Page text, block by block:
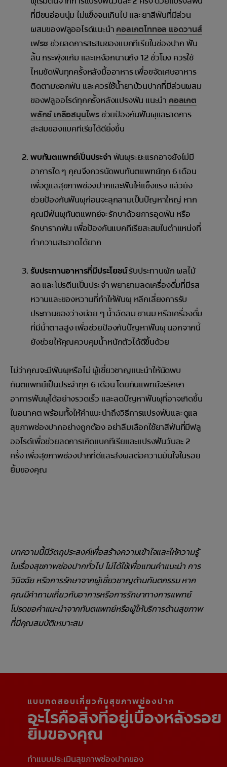
ที่มีขนอ่อนนุ่ม ไม่แข็งจนเกินไป และยาสีฟันที่มีส่วน
ผสมของฟลูออไรด์แนะนำ คอลเกตโททอล แอดวานส์
เฟรซ ช่วยลดการสะสมของแบคทีเรียในช่องปาก ฟัน
ลิ้น กระพุ้งแก้ม และเหงือกนานถึง 12 ชั่วโมง ควรใช้
ไหมขัดฟันทุกครั้งหลังมื้ออาหาร เพื่อขจัดเศษอาหาร
ติดตามซอกฟัน และควรใช้น้ำยาบ้วนปากที่มีส่วนผสม
ของฟลูออไรด์ทุกครั้งหลังแปรงฟัน แนะนำ คอลเกต
พลักซ์ เกลือสมุนไพร ช่วยป้องกันฟันผุและลดการ
สะสมของแบคทีเรียได้ดียิ่งขึ้น
พบทันตแพทย์เป็นประจำ ฟันผุระยะแรกอาจยังไม่มี
อาการใด ๆ คุณจึงควรนัดพบทันตแพทย์ทุก 6 เดือน
เพื่อดูแลสุขภาพช่องปากและฟันให้แข็งแรง แล้วยัง
ช่วยป้องกันฟันผุก่อนจะลุกลามเป็นปัญหาใหญ่ หาก
คุณมีฟันผุทันตแพทย์จะรักษาด้วยการอุดฟัน หรือ
รักษารากฟัน เพื่อป้องกันแบคทีเรียสะสมในตำแหน่งที่
ทำความสะอาดได้ยาก
รับประทานอาหารที่มีประโยชน์รับประทานผัก ผลไม้
สด และโปรตีนเป็นประจำ พยายามลดเครื่องดื่มที่มีรส
หวานและของหวานที่ทำให้ฟันผุ หลีกเลี่ยงการรับ
ประทานของว่างบ่อย ๆ น้ำอัดลม ชานม หรือเครื่องดื่ม
ที่มีน้ำตาลสูง เพื่อช่วยป้องกันปัญหาฟันผุ นอกจากนี้
ยังช่วยให้คุณควบคุมน้ำหนักตัวได้ดีขึ้นด้วย
ไม่ว่าคุณจะมีฟันผุหรือไม่ ผู้เชี่ยวชาญแนะนำให้นัดพบ
ทันตแพทย์เป็นประจำทุก 6 เดือน โดยทันแพทย์จะรักษา
อาการฟันผุได้อย่างรวดเร็ว และลดปัญหาฟันผุที่อาจเกิดขึ้น
ในอนาคต พร้อมทั้งให้คำแนะนำถึงวิธีการแปรงฟันและดูแล
สุขภาพช่องปากอย่างถูกต้อง อย่าลืมเลือกใช้ยาสีฟันที่มีฟลู
ออไรด์เพื่อช่วยลดการเกิดแบคทีเรียและแปรงฟันวันละ 2
ครั้ง เพื่อสุขภาพช่องปากที่ดีและส่งผลต่อความมั่นใจในรอย
ยิ้มของคุณ
บทความนี้มีวัตถุประสงค์เพื่อสร้างความเข้าใจและให้ความรู้
ในเรื่องสุขภาพช่องปากทั่วไป ไม่ได้ใช้เพื่อแทนคำแนะนำ การ
วินิจฉัย หรือการรักษาจากผู้เชี่ยวชาญด้านทันตกรรม หาก
คุณมีคำถามเกี่ยวกับอาการหรือการรักษาทางการแพทย์
โปรดขอคำแนะนำจากทันตแพทย์หรือผู้ให้บริการด้านสุขภาพ
ที่มีคุณสมบัติเหมาะสม
แบบทดสอบเกี่ยวกับสุขภาพช่องปาก
อะไรคือสิ่งที่อยู่เบื้องหลังรอย
ยิ้มของคุณ
ทำแบบประเมินสุขภาพช่องปากของ